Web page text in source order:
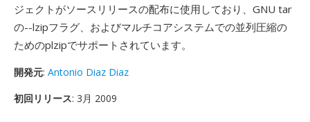
ジェクトがソースリリースの配布に使用しており、GNU tar
の--lzipフラグ、およびマルチコアシステムでの並列圧縮の
ためのplzipでサポートされています。
開発元: Antonio Diaz Diaz
初回リリース: 3月 2009